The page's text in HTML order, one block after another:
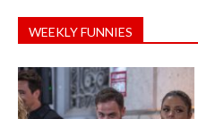
WEEKLY FUNNIES